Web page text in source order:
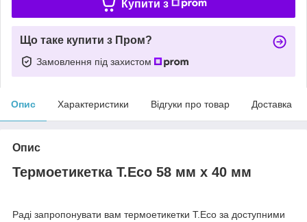
Купити з
Що таке купити з Пром?
Замовлення під захистом
Опис Характеристики Відгуки про товар Доставка
Опис
Термоетикетка T.Eco 58 мм х 40 мм
Раді запропонувати вам термоетикетки T.Eco за доступними